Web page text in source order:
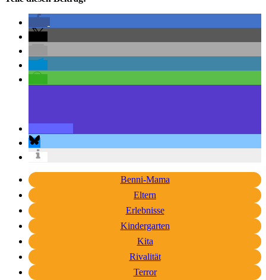
Benni-Mama
Eltern
Erlebnisse
Kindergarten
Kita
Rivalität
Terror